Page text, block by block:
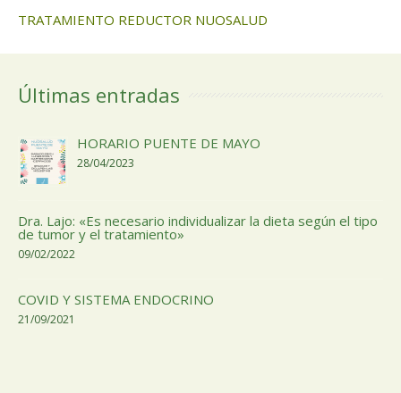
TRATAMIENTO REDUCTOR NUOSALUD
Últimas entradas
HORARIO PUENTE DE MAYO
28/04/2023
Dra. Lajo: «Es necesario individualizar la dieta según el tipo
de tumor y el tratamiento»
09/02/2022
COVID Y SISTEMA ENDOCRINO
21/09/2021